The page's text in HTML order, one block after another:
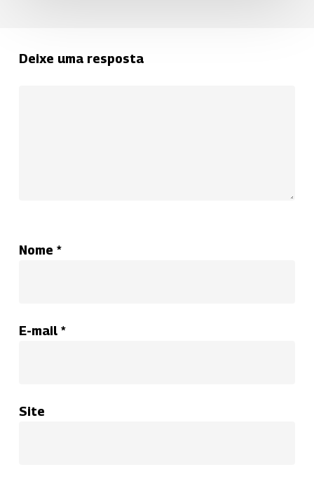
Deixe uma resposta
Nome *
E-mail *
Site